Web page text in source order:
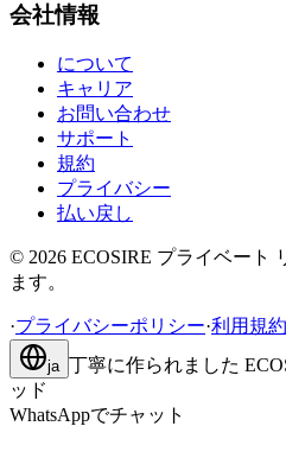
会社情報
について
キャリア
お問い合わせ
サポート
規約
プライバシー
払い戻し
© 2026 ECOSIRE プライベート
ます。
·プライバシーポリシー·利用規約
ja 丁寧に作られました
ッド
WhatsAppでチャット